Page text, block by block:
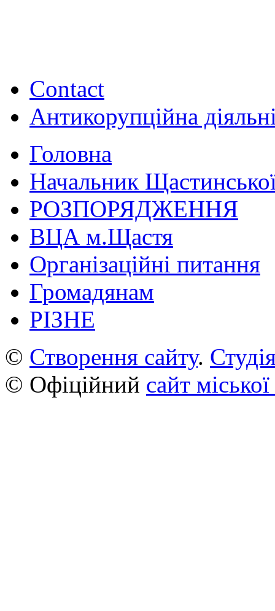
Contact
Антикорупційна
Головна
Начальник
РОЗПОРЯДЖЕННЯ
ВЦА м.Щастя
Організаційні питання
Громадянам
РІЗНЕ
© Створення сайту.
© Офіційний сайт